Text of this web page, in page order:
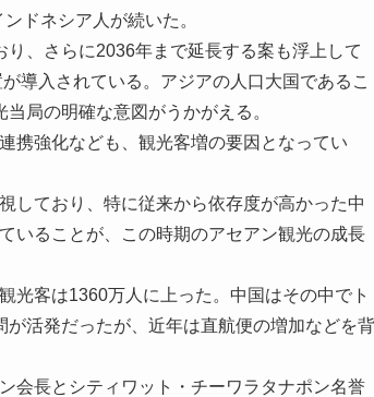
ドネシア人が続いた。
、さらに2036年まで延長する案も浮上して
導入されている。アジアの人口大国であるこ
局の明確な意図がうかがえる。
携強化なども、観光客増の要因となってい
しており、特に従来から依存度が高かった中
いることが、この時期のアセアン観光の成長
客は1360万人に上った。中国はその中でト
活発だったが、近年は直航便の増加などを背
会長とシティワット・チーワラタナポン名誉